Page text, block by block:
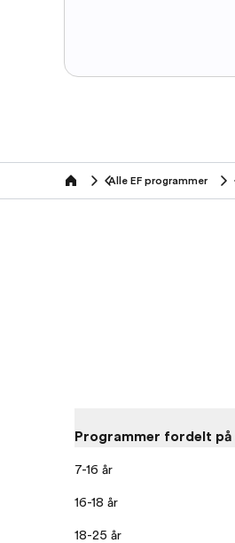
home Alle EF programmer
Programmer fordelt på
7-16 år
16-18 år
18-25 år